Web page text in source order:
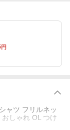
円
ャツ フリルネッ
しゃれ OL つけ